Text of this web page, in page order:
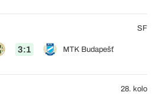
3:1 MTK Budapešť
SF
28. kolo